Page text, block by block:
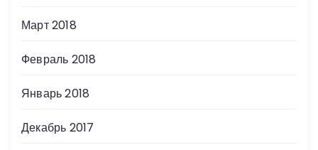
Март 2018
Февраль 2018
Январь 2018
Декабрь 2017